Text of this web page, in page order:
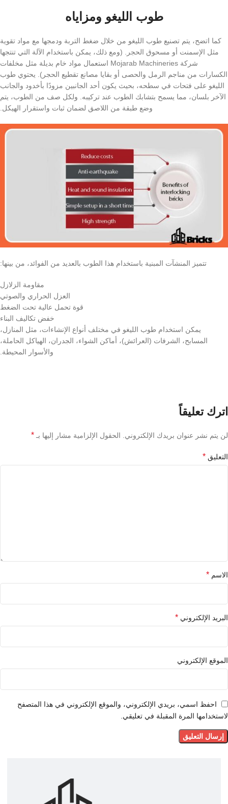
طوب الليغو ومزاياه
كما اتضح، يتم تصنيع طوب الليغو من خلال ضغط التربة ودمجها مع مواد تقوية
مثل الإسمنت أو مسحوق الحجر. (ومع ذلك، يمكن باستخدام الآلة التي تنتجها
شركة Mojarab Machineries استعمال مواد خام بديلة مثل مخلفات
الكسارات من مناجم الرمل والحصى أو بقايا مصانع تقطيع الحجر). يحتوي طوب
الليغو على فتحات في سطحه، بحيث يكون أحد الجانبين مزودًا بأخدود والجانب
الآخر بلسان، مما يسمح بتشابك الطوب عند تركيبه. ولكل صف من الطوب، يتم
وضع طبقة من اللاصق لضمان ثبات واستقرار الهيكل.
تتميز المنشآت المبنية باستخدام هذا الطوب بالعديد من الفوائد، من بينها:
مقاومة الزلازل
العزل الحراري والصوتي
قوة تحمل عالية تحت الضغط
خفض تكاليف البناء
يمكن استخدام طوب الليغو في مختلف أنواع الإنشاءات، مثل المنازل،
المسابح، الشرفات (العرائش)، أماكن الشواء، الجدران، الهياكل الحاملة،
والأسوار المحيطة.
اترك تعليقاً
لن يتم نشر عنوان بريدك الإلكتروني. الحقول الإلزامية مشار إليها بـ *
التعليق *
الاسم *
البريد الإلكتروني *
الموقع الإلكتروني
احفظ اسمي، بريدي الإلكتروني، والموقع الإلكتروني في هذا المتصفح
لاستخدامها المرة المقبلة في تعليقي.